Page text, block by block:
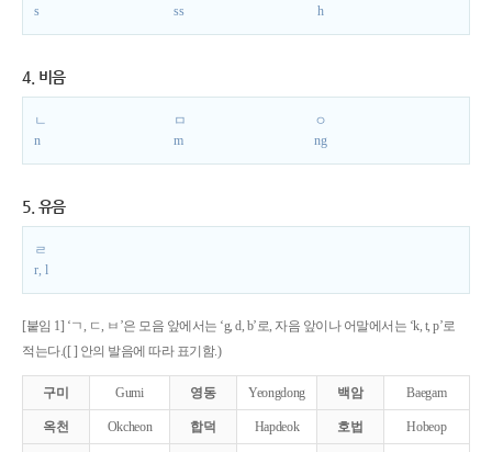
s
ss
h
4. 비음
ㄴ
n
ㅁ
m
ㅇ
ng
5. 유음
ㄹ
r, l
[붙임 1] ‘ㄱ, ㄷ, ㅂ’은 모음 앞에서는 ‘g, d, b’로, 자음 앞이나 어말에서는 ‘k, t, p’로
적는다.([ ] 안의 발음에 따라 표기함.)
구미 Gumi 영동 Yeongdong 백암 Baegam
옥천 Okcheon 합덕 Hapdeok 호법 Hobeop